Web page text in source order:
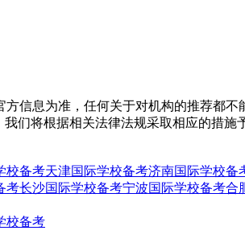
信息为准，任何关于对机构的推荐都
们将根据相关法律法规采取相应的措
校备考天津国际学校备考济南国际学校备
考长沙国际学校备考宁波国际学校备考合
校备考